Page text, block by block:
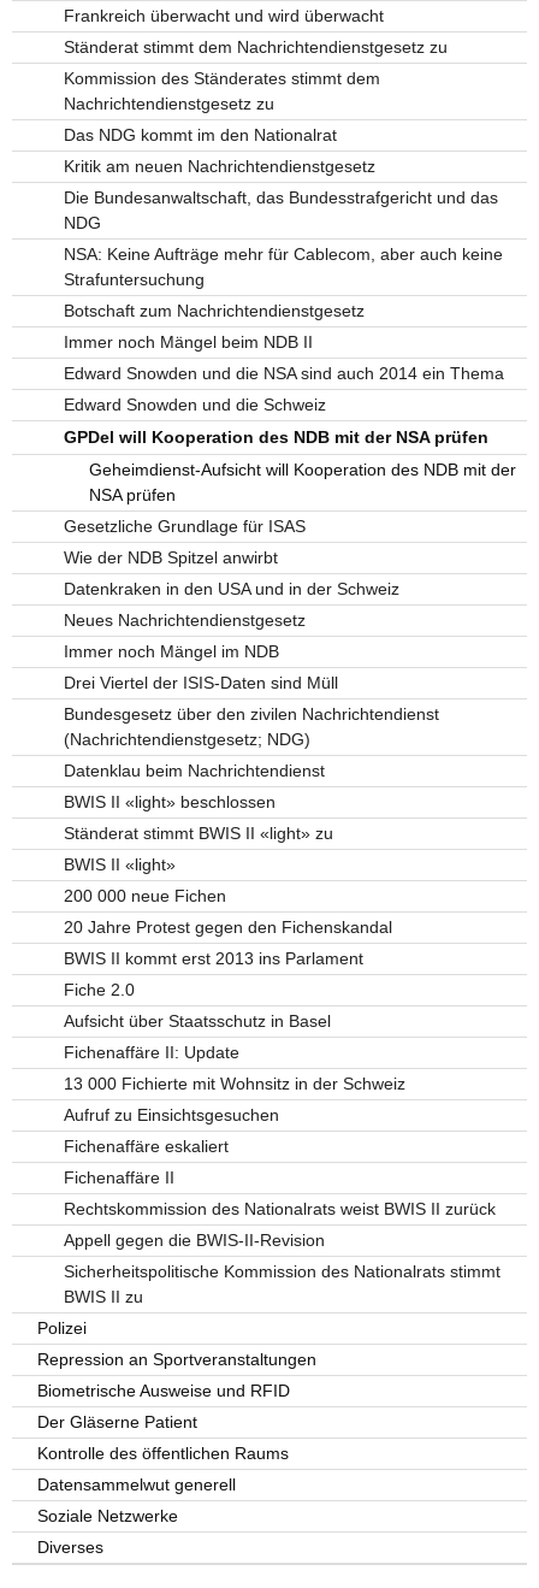
Frankreich überwacht und wird überwacht
Ständerat stimmt dem Nachrichtendienstgesetz zu
Kommission des Ständerates stimmt dem
Nachrichtendienstgesetz zu
Das NDG kommt im den Nationalrat
Kritik am neuen Nachrichtendienstgesetz
Die Bundesanwaltschaft, das Bundesstrafgericht und das
NDG
NSA: Keine Aufträge mehr für Cablecom, aber auch keine
Strafuntersuchung
Botschaft zum Nachrichtendienstgesetz
Immer noch Mängel beim NDB II
Edward Snowden und die NSA sind auch 2014 ein Thema
Edward Snowden und die Schweiz
GPDel will Kooperation des NDB mit der NSA prüfen
Geheimdienst-Aufsicht will Kooperation des NDB mit der
NSA prüfen
Gesetzliche Grundlage für ISAS
Wie der NDB Spitzel anwirbt
Datenkraken in den USA und in der Schweiz
Neues Nachrichtendienstgesetz
Immer noch Mängel im NDB
Drei Viertel der ISIS-Daten sind Müll
Bundesgesetz über den zivilen Nachrichtendienst
(Nachrichtendienstgesetz; NDG)
Datenklau beim Nachrichtendienst
BWIS II «light» beschlossen
Ständerat stimmt BWIS II «light» zu
BWIS II «light»
200 000 neue Fichen
20 Jahre Protest gegen den Fichenskandal
BWIS II kommt erst 2013 ins Parlament
Fiche 2.0
Aufsicht über Staatsschutz in Basel
Fichenaffäre II: Update
13 000 Fichierte mit Wohnsitz in der Schweiz
Aufruf zu Einsichtsgesuchen
Fichenaffäre eskaliert
Fichenaffäre II
Rechtskommission des Nationalrats weist BWIS II zurück
Appell gegen die BWIS-II-Revision
Sicherheitspolitische Kommission des Nationalrats stimmt
BWIS II zu
Polizei
Repression an Sportveranstaltungen
Biometrische Ausweise und RFID
Der Gläserne Patient
Kontrolle des öffentlichen Raums
Datensammelwut generell
Soziale Netzwerke
Diverses